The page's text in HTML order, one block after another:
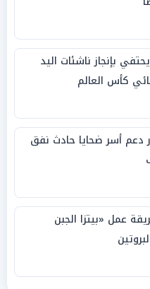
بإنجاز ناشئات اليد
كأس العالم
دعم أسر ضحايا حادث نفق
عمل «بيتزا الجبن